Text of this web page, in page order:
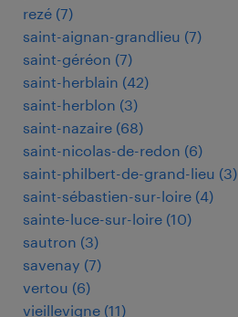
rezé (7)
saint-aignan-grandlieu (7)
saint-géréon (7)
saint-herblain (42)
saint-herblon (3)
saint-nazaire (68)
saint-nicolas-de-redon (6)
saint-philbert-de-grand-lieu (3)
saint-sébastien-sur-loire (4)
sainte-luce-sur-loire (10)
sautron (3)
savenay (7)
vertou (6)
vieillevigne (11)